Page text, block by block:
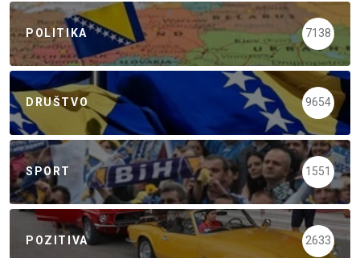
POLITIKA 7138
DRUŠTVO 9654
SPORT 1551
POZITIVA 2633